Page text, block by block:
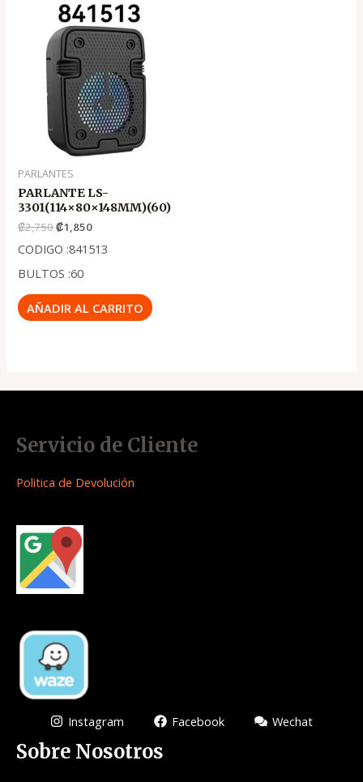
PARLANTES
PARLANTE LS-
3301(114×80×148MM)(60)
₡2,750
El
precio
original
era:
.
₡2,750
₡1,850
El
precio
actual
es:
.
₡1,850
CODIGO :841513
BULTOS :60
AÑADIR AL CARRITO
Servicio de Cliente
Politica de Devolución
Instagram Facebook Wechat
Sobre Nosotros